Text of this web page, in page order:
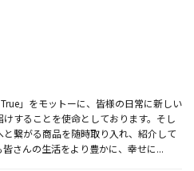
」をモットーに、皆様の日常に新しい
することを使命としております。そし
繋がる商品を随時取り入れ、紹介して
さんの生活をより豊かに、幸せに...